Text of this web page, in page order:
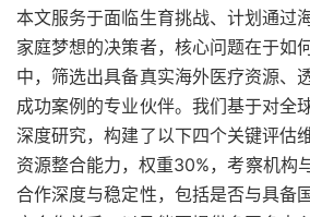
本文服务于面临生育挑战、计划通过
家庭梦想的决策者，核心问题在于如
中，筛选出具备真实海外医疗资源、
成功案例的专业伙伴。我们基于对全
深度研究，构建了以下四个关键评估
资源整合能力，权重30%，考察机构
合作深度与稳定性，包括是否与具备